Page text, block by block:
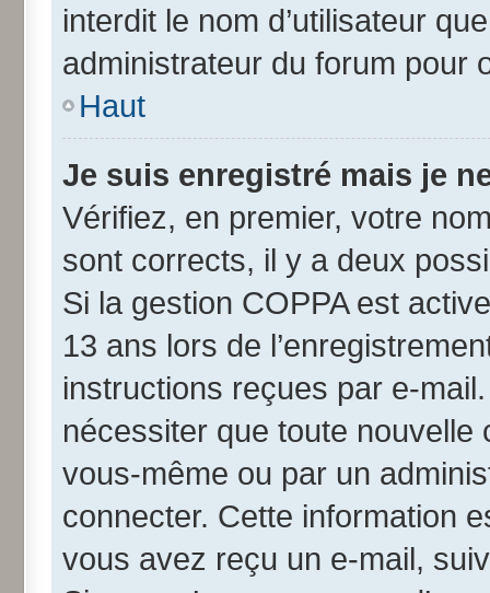
interdit le nom d’utilisateur
administrateur du forum pour
Haut
Je suis enregistré mais je
Vérifiez, en premier, votre
sont corrects, il y a deux
Si la gestion COPPA est
13 ans lors de
instructions reçues par e-
nécessiter que toute
vous-même ou par un
connecter. Cette information
vous avez reçu un e-mail,